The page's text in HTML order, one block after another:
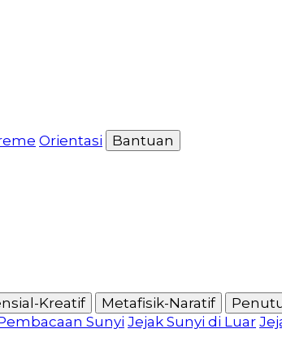
Orientasi
Bantuan
Kreatif Metafisik-Naratif
Sunyi Jejak Sunyi di Luar